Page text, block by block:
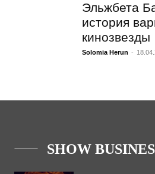
Эльжбета
история
кинозвезды
Solomia Herun -
SHOW